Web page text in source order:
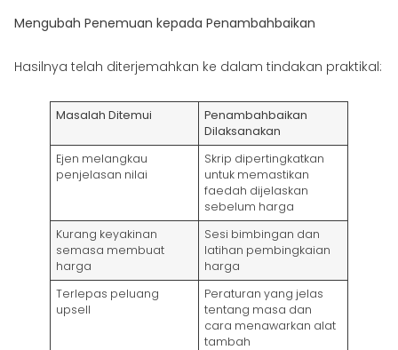
Mengubah Penemuan kepada Penambahbaikan
Hasilnya telah diterjemahkan ke dalam tindakan praktikal:
Masalah Ditemui
Penambahbaikan
Dilaksanakan
Ejen melangkau
penjelasan nilai
Skrip dipertingkatkan
untuk memastikan
faedah dijelaskan
sebelum harga
Kurang keyakinan
semasa membuat
harga
Sesi bimbingan dan
latihan pembingkaian
harga
Terlepas peluang
upsell
Peraturan yang jelas
tentang masa dan
cara menawarkan alat
tambah